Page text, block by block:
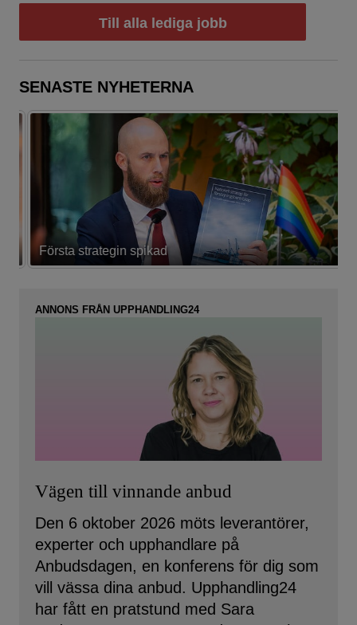
Till alla lediga jobb
SENASTE NYHETERNA
Första strategin spikad
ANNONS FRÅN UPPHANDLING24
Vägen till vinnande anbud
Den 6 oktober 2026 möts leverantörer,
experter och upphandlare på
Anbudsdagen, en konferens för dig som
vill vässa dina anbud. Upphandling24
har fått en pratstund med Sara